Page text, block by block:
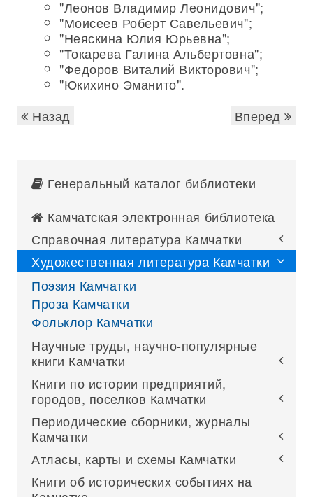
"Леонов Владимир Леонидович";
"Моисеев Роберт Савельевич";
"Неяскина Юлия Юрьевна";
"Токарева Галина Альбертовна";
"Федоров Виталий Викторович";
"Юкихино Эманито".
Назад
Вперед
Генеральный каталог библиотеки
Камчатская электронная библиотека
Справочная литература Камчатки
Художественная литература Камчатки
Поэзия Камчатки
Проза Камчатки
Фольклор Камчатки
Научные труды, научно-популярные
книги Камчатки
Книги по истории предприятий,
городов, поселков Камчатки
Периодические сборники, журналы
Камчатки
Атласы, карты и схемы Камчатки
Книги об исторических событиях на